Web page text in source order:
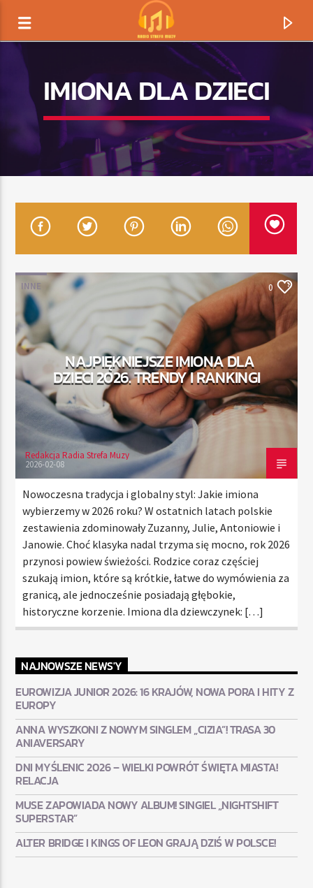
TYTUŁ
ARTYSTA
TERAZ
RADIO STREFA MUZY
00:00 21:00
IMIONA DLA DZIECI
INNE 0
NAJPIĘKNIEJSZE IMIONA DLA
DZIECI 2026. TRENDY I RANKINGI
Redakcja Radia Strefa Muzy
2026-02-08
Nowoczesna tradycja i globalny styl: Jakie imiona
wybierzemy w 2026 roku? W ostatnich latach polskie
zestawienia zdominowały Zuzanny, Julie, Antoniowie i
Janowie. Choć klasyka nadal trzyma się mocno, rok 2026
przynosi powiew świeżości. Rodzice coraz częściej
szukają imion, które są krótkie, łatwe do wymówienia za
granicą, ale jednocześnie posiadają głębokie,
historyczne korzenie. Imiona dla dziewczynek: […]
NAJNOWSZE NEWS'Y
EUROWIZJA JUNIOR 2026: 16 KRAJÓW, NOWA PORA I HITY Z
EUROPY
ANNA WYSZKONI Z NOWYM SINGLEM „CIZIA”! TRASA 30
ANIAVERSARY
DNI MYŚLENIC 2026 – WIELKI POWRÓT ŚWIĘTA MIASTA!
RELACJA
MUSE ZAPOWIADA NOWY ALBUM! SINGIEL „NIGHTSHIFT
SUPERSTAR”
ALTER BRIDGE I KINGS OF LEON GRAJĄ DZIŚ W POLSCE!